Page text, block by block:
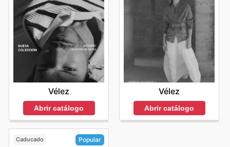
Vélez
Abrir catálogo
Vélez
Abrir catálogo
Caducado Popular